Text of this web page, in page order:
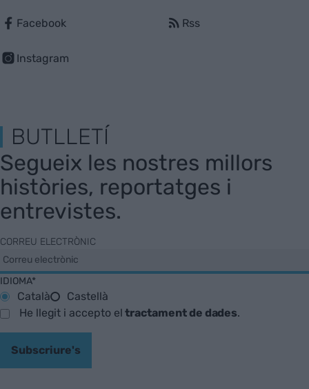
Facebook
Instagram
Rss
BUTLLETÍ
Segueix les nostres millors
històries, reportatges i
entrevistes.
CORREU ELECTRÒNIC
IDIOMA*
Català
Castellà
He llegit i accepto eltractament de dades.
Subscriure's